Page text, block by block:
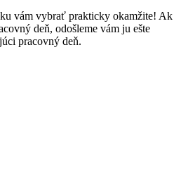
ku vám vybrať prakticky okamžite! Ak
deň, odošleme vám ju ešte
pracovný deň.